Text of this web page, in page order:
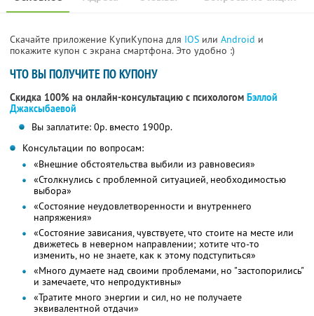
Скачайте приложение КупиКупона для IOS или Android и
покажите купон с экрана смартфона. Это удобно :)
ЧТО ВЫ ПОЛУЧИТЕ ПО КУПОНУ
Скидка 100% на онлайн-консультацию с психологом Бэллой
Джаксыбаевой
Вы заплатите: 0р. вместо 1900р.
Консультации по вопросам:
«Внешние обстоятельства выбили из равновесия»
«Столкнулись с проблемной ситуацией, необходимостью
выбора»
«Состояние неудовлетворенности и внутреннего
напряжения»
«Состояние зависания, чувствуете, что стоите на месте или
движетесь в неверном направлении; хотите что-то
изменить, но не знаете, как к этому подступиться»
«Много думаете над своими проблемами, но "застопорились"
и замечаете, что непродуктивны»
«Тратите много энергии и сил, но не получаете
эквивалентной отдачи»